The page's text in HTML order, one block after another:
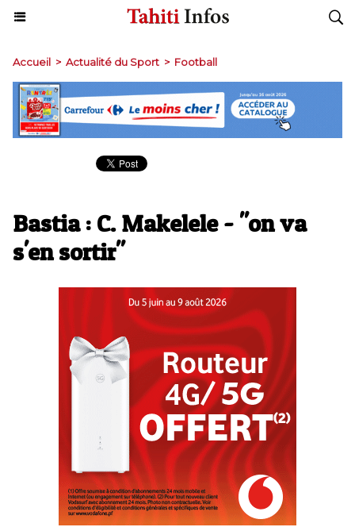
Accueil > Actualité du Sport > Football
Bastia : C. Makelele - "on va
s'en sortir"